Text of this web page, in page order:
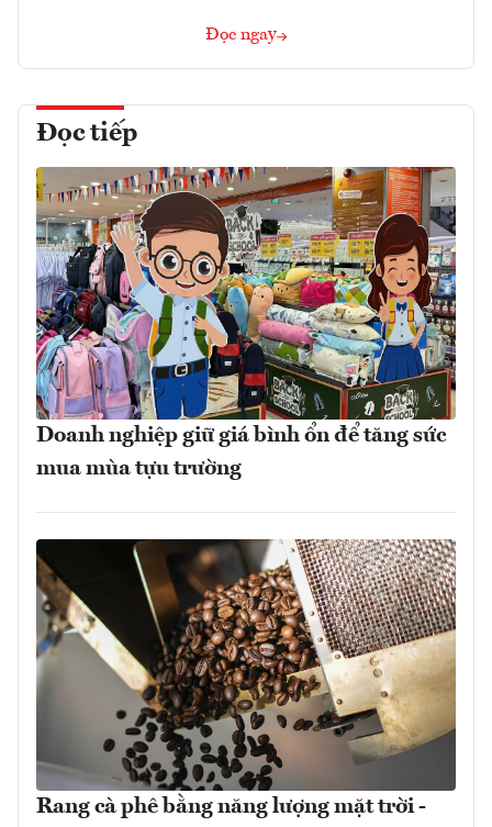
Đọc ngay
Đọc tiếp
Doanh nghiệp giữ giá bình ổn để tăng sức
mua mùa tựu trường
Rang cà phê bằng năng lượng mặt trời -